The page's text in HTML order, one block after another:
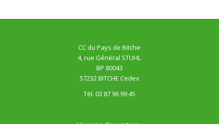
CC du Pays de Bitche
4, rue Général STUHL
BP 80043
57232 BITCHE Cedex
Tél. 03 87 96 99 45